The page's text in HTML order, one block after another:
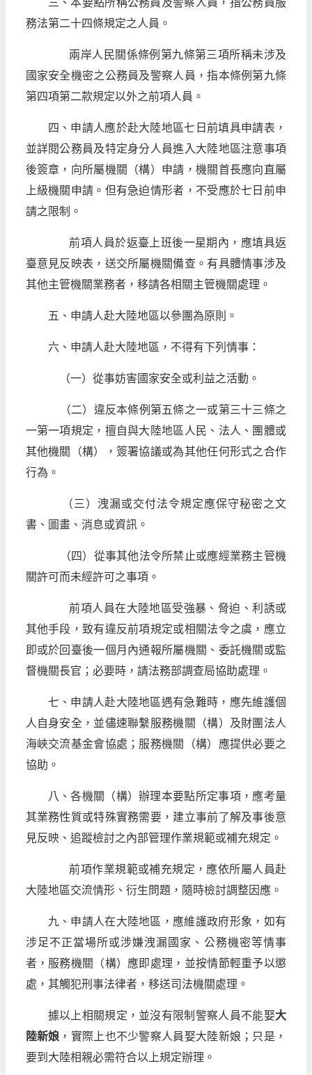
務法第二十四條規定之人員。
兩岸人民關係條例第九條第三項所稱未涉及
國家安全機密之公務員及警察人員，指本條例第九條
第四項第二款規定以外之前項人員。
四、申請人應於赴大陸地區七日前填具申請表，
並詳閱公務員及特定身分人員進入大陸地區注意事項
後簽章，向所屬機關（構）申請，機關首長應向直屬
上級機關申請。但有急迫情形者，不受應於七日前申
請之限制。
前項人員於返臺上班後一星期內，應填具返
臺意見反映表，送交所屬機關備查。有具體情事涉及
其他主管機關業務者，移請各相關主管機關處理。
五、申請人赴大陸地區以參團為原則。
六、申請人赴大陸地區，不得有下列情事：
（一）從事妨害國家安全或利益之活動。
（二）違反本條例第五條之一或第三十三條之
一第一項規定，擅自與大陸地區人民、法人、團體或
其他機關（構），簽署協議或為其他任何形式之合作
行為。
（三）洩漏或交付法令規定應保守秘密之文
書、圖畫、消息或資訊。
（四）從事其他法令所禁止或應經業務主管機
關許可而未經許可之事項。
前項人員在大陸地區受強暴、脅迫、利誘或
其他手段，致有違反前項規定或相關法令之虞，應立
即或於回臺後一個月內通報所屬機關、委託機關或監
督機關長官；必要時，請法務部調查局協助處理。
七、申請人赴大陸地區遇有急難時，應先維護個
人自身安全，並儘速聯繫服務機關（構）及財團法人
海峽交流基金會協處；服務機關（構）應提供必要之
協助。
八、各機關（構）辦理本要點所定事項，應考量
其業務性質或特殊實務需要，建立事前了解及事後意
見反映、追蹤檢討之內部管理作業規範或補充規定。
前項作業規範或補充規定，應依所屬人員赴
大陸地區交流情形、衍生問題，隨時檢討調整因應。
九、申請人在大陸地區，應維護政府形象，如有
涉足不正當場所或涉嫌洩漏國家、公務機密等情事
者，服務機關（構）應即處理，並按情節輕重予以懲
處，其觸犯刑事法律者，移送司法機關處理。
據以上相關規定，並沒有限制警察人員不能娶大
陸新娘 ，實際上也不少警察人員娶大陸新娘；只是，
要到大陸相親必需符合以上規定辦理。